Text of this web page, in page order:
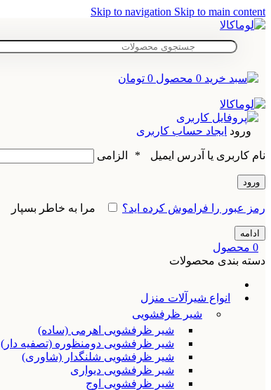
Skip to navigation Skip to main content
0 محصول 0 تومان
ورود ایجاد حساب کاربری
نام کاربری یا آدرس ایمیل * الزامی
ورود
رمز عبور را فراموش کرده اید؟ مرا به خاطر بسپار
ادامه
0 محصول
دسته بندی محصولات
انواع شیرآلات منزل
شیر ظرفشویی
شیر ظرفشویی اهرمی (ساده)
شیر ظرفشویی دومنظوره (تصفیه دار)
شیر ظرفشویی شلنگدار (شاوری)
شیر ظرفشویی دیواری
شیر ظرفشویی اوج